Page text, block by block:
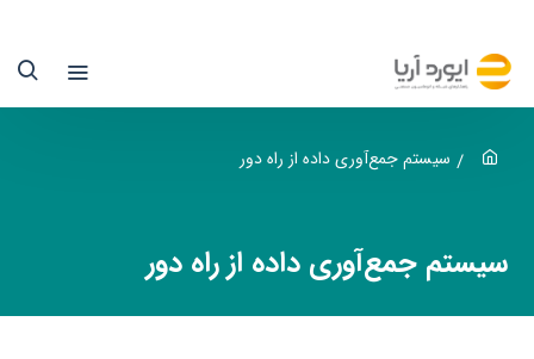
جمع‌آوری
داده
دور
نکسکام
سیستم جمع‌آوری داده از راه دور
سیستم جمع‌آوری داده از راه دور